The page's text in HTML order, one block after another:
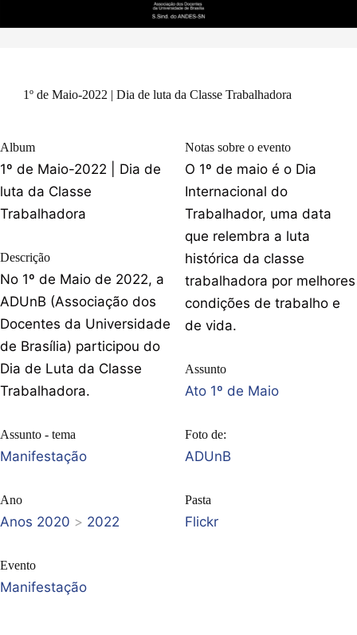
1º de Maio-2022 | Dia de luta da Classe Trabalhadora
Album
1º de Maio-2022 | Dia de
luta da Classe
Trabalhadora
Descrição
No 1º de Maio de 2022, a
ADUnB (Associação dos
Docentes da Universidade
de Brasília) participou do
Dia de Luta da Classe
Trabalhadora.
Assunto - tema
Manifestação
Ano
Anos 2020 > 2022
Evento
Manifestação
Notas sobre o evento
O 1º de maio é o Dia
Internacional do
Trabalhador, uma data
que relembra a luta
histórica da classe
trabalhadora por melhores
condições de trabalho e
de vida.
Assunto
Ato 1º de Maio
Foto de:
ADUnB
Pasta
Flickr